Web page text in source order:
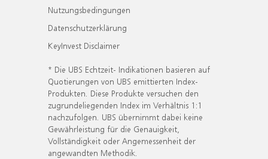
Nutzungsbedingungen
Datenschutzerklärung
KeyInvest Disclaimer
* Die UBS Echtzeit- Indikationen basieren auf
Quotierungen von UBS emittierten Index-
Produkten. Diese Produkte versuchen den
zugrundeliegenden Index im Verhältnis 1:1
nachzufolgen. UBS übernimmt dabei keine
Gewährleistung für die Genauigkeit,
Vollständigkeit oder Angemessenheit der
angewandten Methodik.